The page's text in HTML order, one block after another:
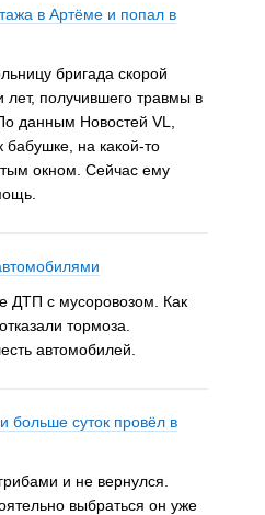
в Артёме и попал в
бригада скорой
получившего травмы в
данным Новостей VL,
бабушке, на какой-то
окном. Сейчас ему
ДТП с мусоровозом. Как
тормоза.
автомобилей.
больше суток провёл в
и не вернулся.
выбраться он уже